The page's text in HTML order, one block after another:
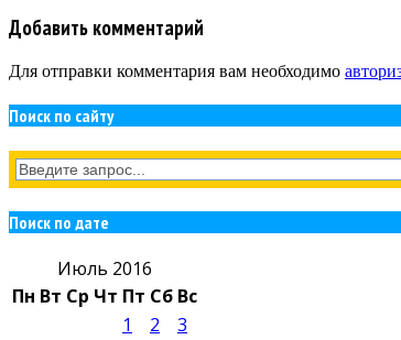
Добавить комментарий
Для отправки комментария вам необходимо
Поиск по сайту
Поиск по дате
Июль 2016
Пн Вт Ср Чт Пт Сб Вс
1 2
3